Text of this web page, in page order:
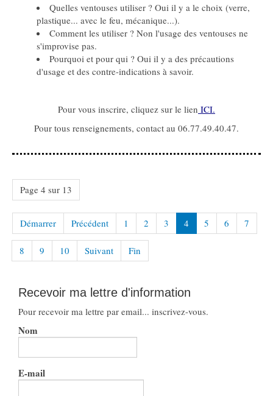
Quelles ventouses utiliser ? Oui il y a le choix (verre,
plastique... avec le feu, mécanique...).
Comment les utiliser ? Non l'usage des ventouses ne
s'improvise pas.
Pourquoi et pour qui ? Oui il y a des précautions
d'usage et des contre-indications à savoir.
Pour vous inscrire, cliquez sur le lien ICI.
Pour tous renseignements, contact au 06.77.49.40.47.
Page 4 sur 13
Démarrer Précédent 1 2 3 4 5 6 7
8 9 10 Suivant Fin
Recevoir ma lettre d'information
Pour recevoir ma lettre par email... inscrivez-vous.
Nom
E-mail